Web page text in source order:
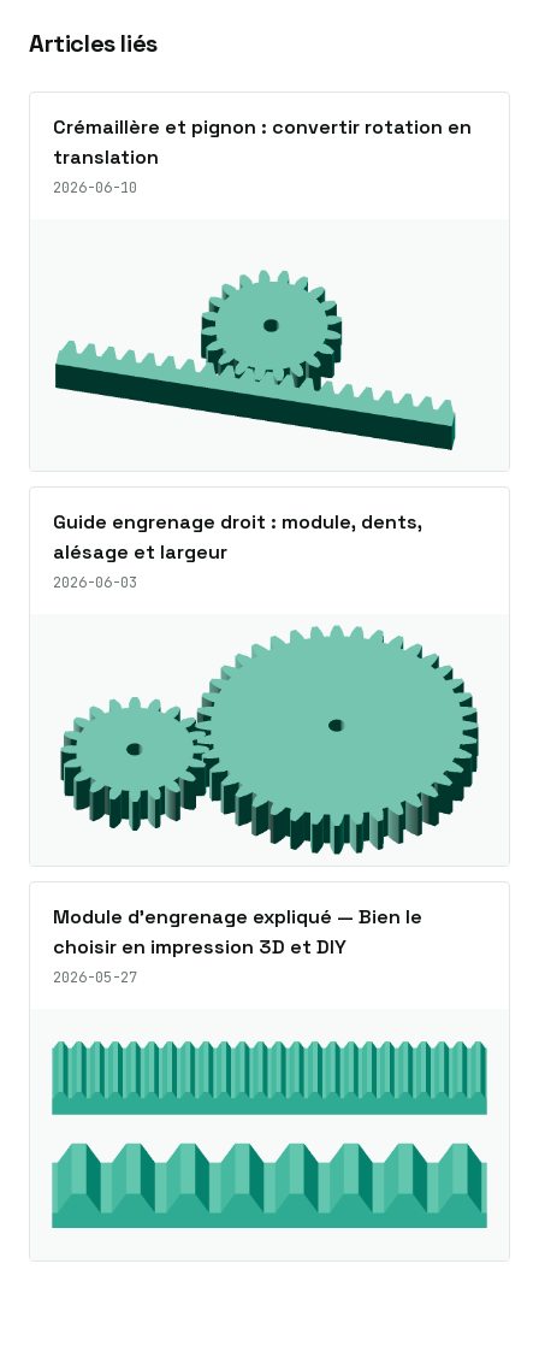
Articles liés
Crémaillère et pignon : convertir rotation en
translation
2026-06-10
Guide engrenage droit : module, dents,
alésage et largeur
2026-06-03
Module d’engrenage expliqué — Bien le
choisir en impression 3D et DIY
2026-05-27